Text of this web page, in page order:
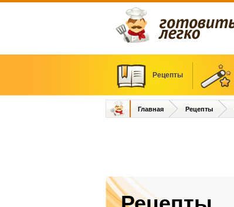
Рецепты
Главная Рецепты